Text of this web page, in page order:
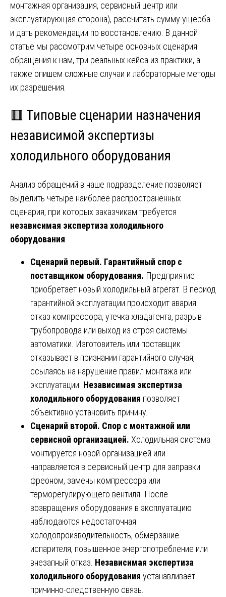
монтажная организация, сервисный центр или
эксплуатирующая сторона), рассчитать сумму ущерба
и дать рекомендации по восстановлению. В данной
статье мы рассмотрим четыре основных сценария
обращения к нам, три реальных кейса из практики, а
также опишем сложные случаи и лабораторные методы
их разрешения.
🟥 Типовые сценарии назначения
независимой экспертизы
холодильного оборудования
Анализ обращений в наше подразделение позволяет
выделить четыре наиболее распространённых
сценария, при которых заказчикам требуется
независимая экспертиза холодильного
оборудования
Сценарий первый. Гарантийный спор с
поставщиком оборудования. Предприятие
приобретает новый холодильный агрегат. В период
гарантийной эксплуатации происходит авария:
отказ компрессора, утечка хладагента, разрыв
трубопровода или выход из строя системы
автоматики. Изготовитель или поставщик
отказывает в признании гарантийного случая,
ссылаясь на нарушение правил монтажа или
эксплуатации. Независимая экспертиза
холодильного оборудования позволяет
объективно установить причину.
Сценарий второй. Спор с монтажной или
сервисной организацией. Холодильная система
монтируется новой организацией или
направляется в сервисный центр для заправки
фреоном, замены компрессора или
терморегулирующего вентиля. После
возвращения оборудования в эксплуатацию
наблюдаются недостаточная
холодопроизводительность, обмерзание
испарителя, повышенное энергопотребление или
внезапный отказ. Независимая экспертиза
холодильного оборудования устанавливает
причинно-следственную связь.